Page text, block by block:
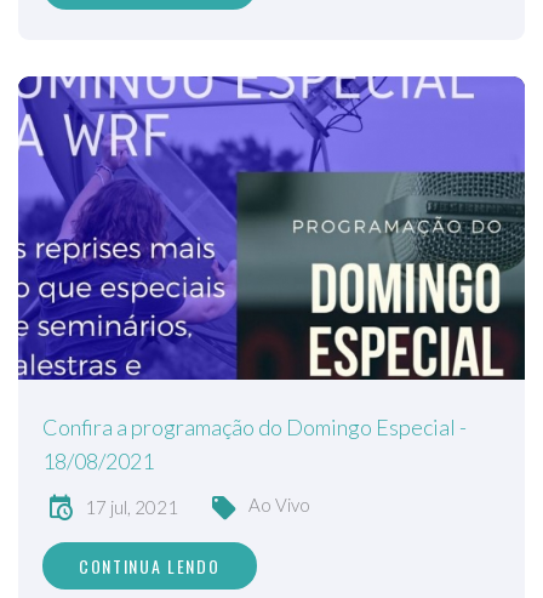
Confira a programação do Domingo Especial -
18/08/2021
17 jul, 2021 Ao Vivo
CONTINUA LENDO